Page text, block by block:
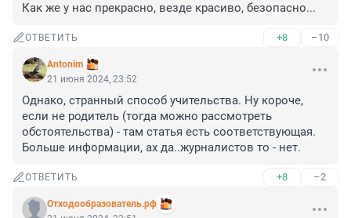
Как же у нас прекрасно, везде красиво, безопасно...
ОТВЕТИТЬ +8 –10
Antonim
21 июня 2024, 23:52
Однако, странный способ учительства. Ну короче,
если не родитель (тогда можно рассмотреть
обстоятельства) - там статья есть соответствующая.
Больше информации, ах да..журналистов то - нет.
ОТВЕТИТЬ +8 –2
Отходообразователь.рф